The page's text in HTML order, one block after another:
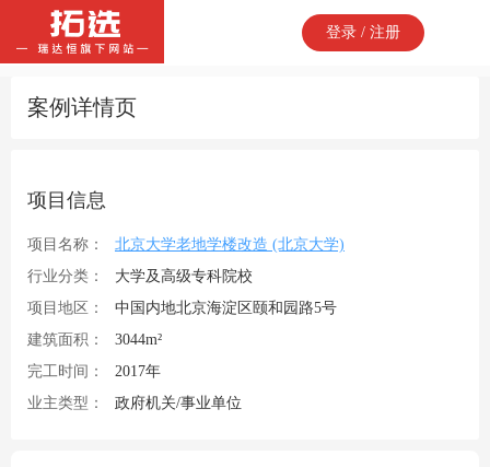
登录 / 注册
案例详情页
项目信息
项目名称：
北京大学老地学楼改造 (北京大学)
行业分类：
大学及高级专科院校
项目地区：
中国内地北京海淀区颐和园路5号
建筑面积：
3044m²
完工时间：
2017年
业主类型：
政府机关/事业单位